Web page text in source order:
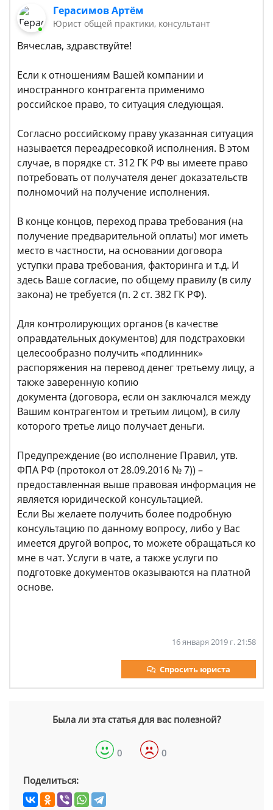
Герасимов Артём
Юрист общей практики, консультант
Вячеслав, здравствуйте!
Если к отношениям Вашей компании и
иностранного контрагента применимо
российское право, то ситуация следующая.
Согласно российскому праву указанная ситуация
называется переадресовкой исполнения. В этом
случае, в порядке ст. 312 ГК РФ вы имеете право
потребовать от получателя денег доказательств
полномочий на получение исполнения.
В конце концов, переход права требования (на
получение предварительной оплаты) мог иметь
место в частности, на основании договора
уступки права требования, факторинга и т.д. И
здесь Ваше согласие, по общему правилу (в силу
закона) не требуется (п. 2 ст. 382 ГК РФ).
Для контролирующих органов (в качестве
оправдательных документов) для подстраховки
целесообразно получить «подлинник»
распоряжения на перевод денег третьему лицу, а
также заверенную копию
документа (договора, если он заключался между
Вашим контрагентом и третьим лицом), в силу
которого третье лицо получает деньги.
Предупреждение (во исполнение Правил, утв.
ФПА РФ (протокол от 28.09.2016 № 7)) –
предоставленная выше правовая информация не
является юридической консультацией.
Если Вы желаете получить более подробную
консультацию по данному вопросу, либо у Вас
имеется другой вопрос, то можете обращаться ко
мне в чат. Услуги в чате, а также услуги по
подготовке документов оказываются на платной
основе.
16 января 2019 г. 21:58
Спросить юриста
Была ли эта статья для вас полезной?
0 0
Поделиться: